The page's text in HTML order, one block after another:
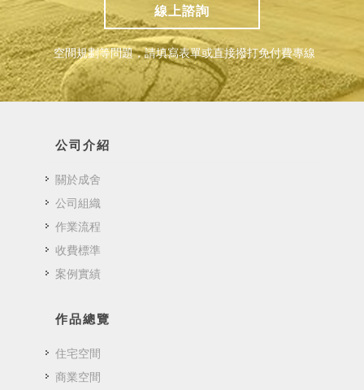
線上諮詢
空間規劃等問題，請填寫表單或直接撥打免付費專線
公司介紹
關於成舍
公司組織
作業流程
收費標準
案例實績
作品總覽
住宅空間
商業空間